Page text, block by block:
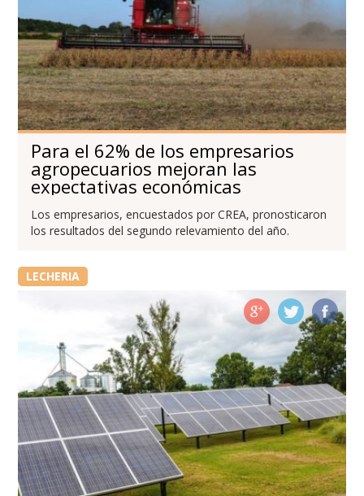
Para el 62% de los empresarios
agropecuarios mejoran las
expectativas económicas
Los empresarios, encuestados por CREA, pronosticaron
los resultados del segundo relevamiento del año.
LECHERIA